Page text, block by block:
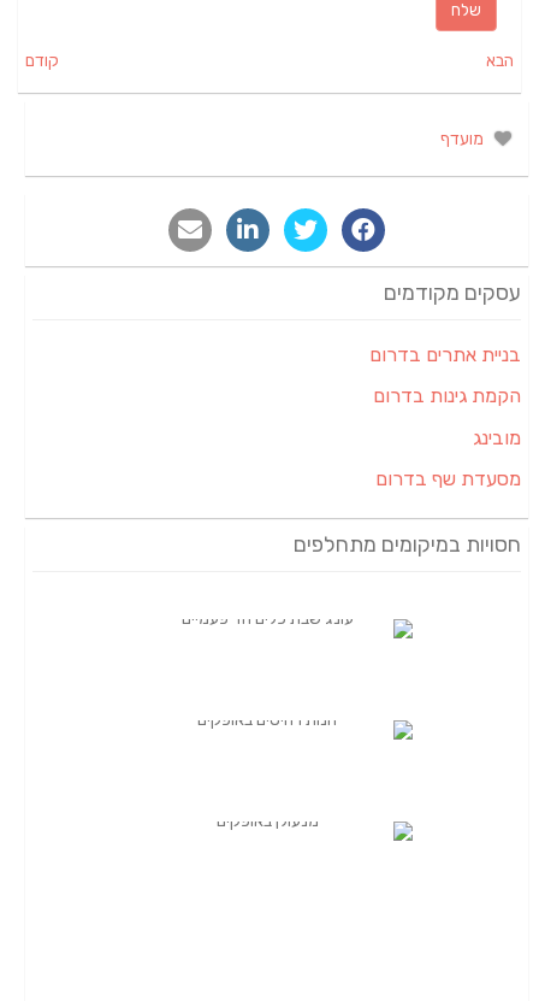
קודם הבא
מועדף
עסקים מקודמים
בניית אתרים בדרום
הקמת גינות בדרום
מובינג
מסעדת שף בדרום
חסויות במיקומים מתחלפים